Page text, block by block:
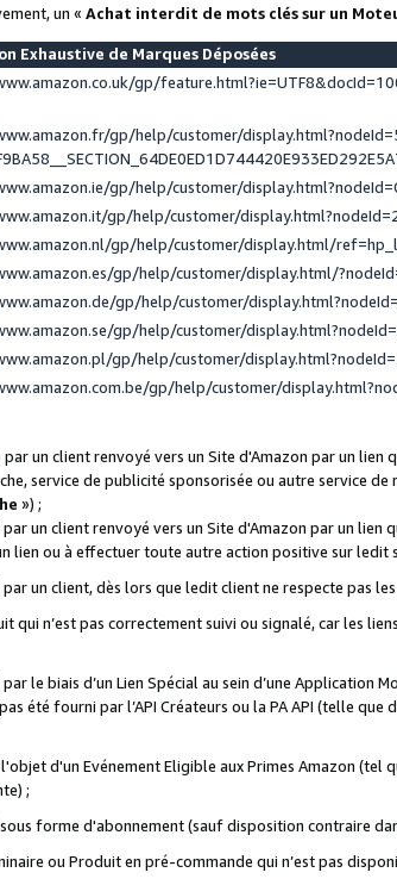
un « Achat interdit de mots clés sur un
Exhaustive de Marques Déposées
gp/
gp/help/customer/
gp/help/customer/
gp/help/customer/
gp/help/customer/display.html/
gp/help/customer/display.html/
gp/help/customer/
gp/help/customer/
gp/help/customer/
gp/help/customer/
un client renvoyé vers un Site d'Amazon par un lien
service de publicité sponsorisée ou autre service
») ;
un client renvoyé vers un Site d'Amazon par un lien
lien ou à effectuer toute autre action positive sur ledit
un client, dès lors que ledit client ne respecte pas
qui n’est pas correctement suivi ou signalé, car les
le biais d’un Lien Spécial au sein d’une
été fourni par l’API Créateurs ou la PA API (telle
d'un Evénement Eligible aux Primes Amazon (tel
;
forme d'abonnement (sauf disposition contraire
ou Produit en pré-commande qui n’est pas